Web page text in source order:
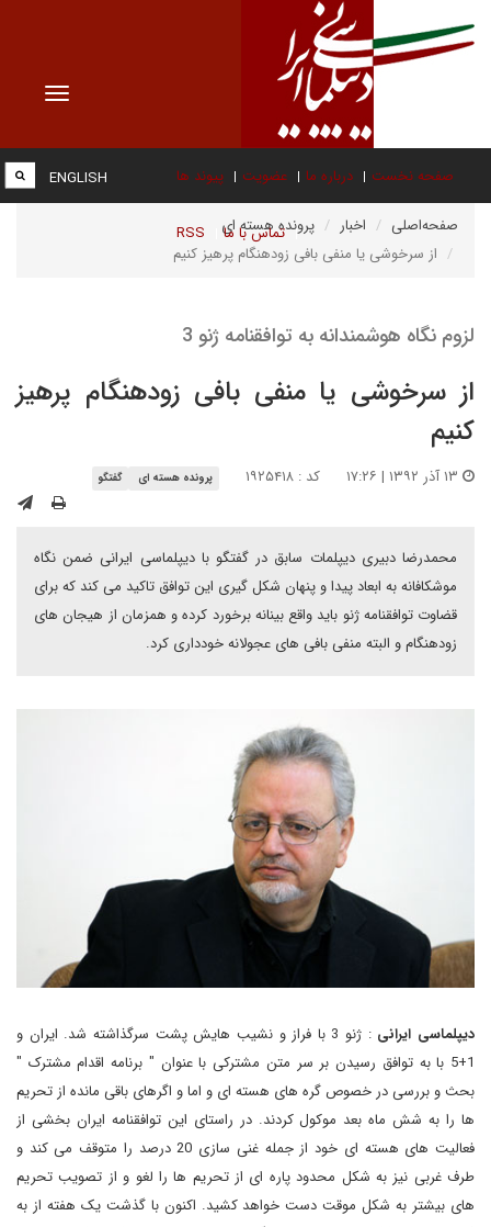
Toggle
صفحه نخست درباره ما عضویت پیوند ها
تماس با ما RSS
ENGLISH
صفحه‌اصلی اخبار
پرونده هسته ای
از سرخوشی یا منفی بافی زودهنگام پرهیز کنیم
لزوم نگاه هوشمندانه به توافقنامه ژنو 3
از سرخوشی یا منفی بافی زودهنگام پرهیز
کنیم
کد : ۱۹۲۵۴۱۸ پرونده هسته ای گفتگو
محمدرضا دبیری دیپلمات سابق در گفتگو با دیپلماسی ایرانی ضمن نگاه
موشکافانه به ابعاد پیدا و پنهان شکل گیری این توافق تاکید می کند که برای
قضاوت توافقنامه ژنو باید واقع بینانه برخورد کرده و همزمان از هیجان های
زودهنگام و البته منفی بافی های عجولانه خودداری کرد.
دیپلماسی ایرانی
: ژنو 3 با فراز و نشیب هایش پشت سرگذاشته شد. ایران و
1+5 با به توافق رسیدن بر سر متن مشترکی با عنوان " برنامه اقدام مشترک "
بحث و بررسی در خصوص گره های هسته ای و اما و اگرهای باقی مانده از تحریم
ها را به شش ماه بعد موکول کردند. در راستای این توافقنامه ایران بخشی از
فعالیت های هسته ای خود از جمله غنی سازی 20 درصد را متوقف می کند و
طرف غربی نیز به شکل محدود پاره ای از تحریم ها را لغو و از تصویب تحریم
های بیشتر به شکل موقت دست خواهد کشید. اکنون با گذشت یک هفته از به